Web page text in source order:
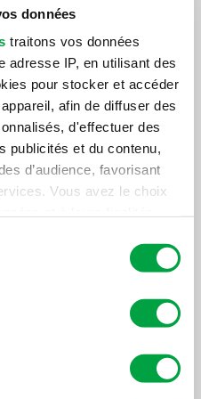
données
traitons vos données
adresse IP, en utilisant des
pour stocker et accéder
afin de diffuser des
d'effectuer des
publicités et du contenu,
d’audience, favorisant
Vous avez le choix
relative aux
de confidentialité.
de vos données
pouvez modifier ou retirer
Contrecoeur
Voir le projet